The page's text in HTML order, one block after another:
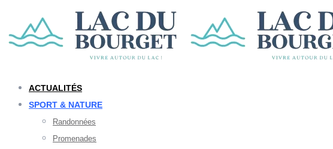
ACTUALITÉS
SPORT & NATURE
Randonnées
Promenades